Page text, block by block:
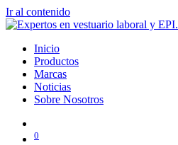
Ir al contenido
Inicio
Productos
Marcas
Noticias
Sobre Nosotros
0